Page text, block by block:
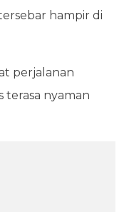
hampir di
perjalanan
nyaman